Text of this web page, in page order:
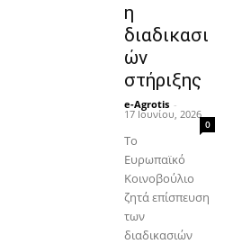
η
διαδικασι
ών
στήριξης
e-Agrotis -
17 Ιουνίου, 2026
0
Το
Ευρωπαϊκό
Κοινοβούλιο
ζητά επίσπευση
των
διαδικασιών